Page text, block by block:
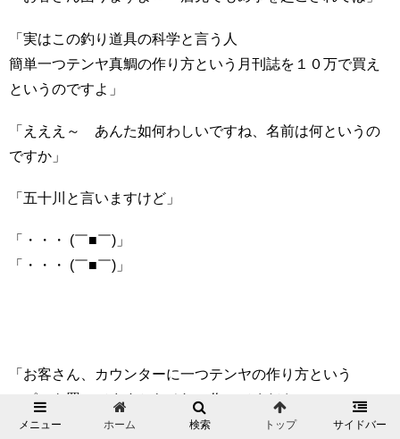
「実はこの釣り道具の科学と言う人
簡単一つテンヤ真鯛の作り方という月刊誌を１０万で買え
というのですよ」
「えええ～ あんた如何わしいですね、名前は何というの
ですか」
「五十川と言いますけど」
「・・・ (￣■￣)」
「・・・ (￣■￣)」
「お客さん、カウンターに一つテンヤの作り方という
コピーを置いてますからそれで作ってください」
メニュー ホーム 検索 トップ サイドバー